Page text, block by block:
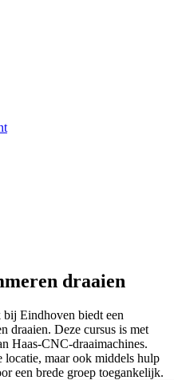
draaien
Eindhoven biedt een
draaien. Deze cursus is met
Haas-CNC-draaimachines.
locatie, maar ook middels hulp
een brede groep toegankelijk.